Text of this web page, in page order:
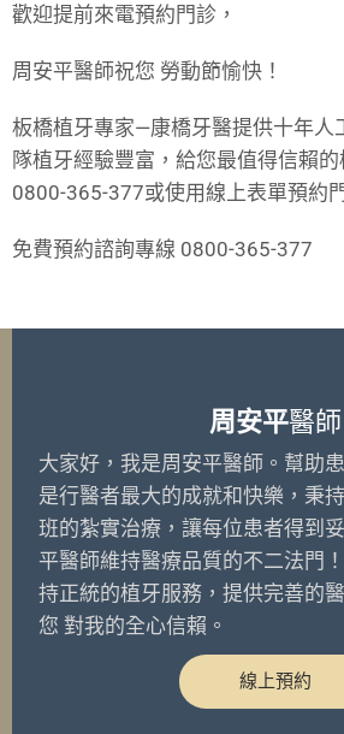
歡迎提前來電預約門診，
周安平醫師祝您 勞動節愉快！
板橋植牙專家—康橋牙醫提供十年人
隊植牙經驗豐富，給您最值得信賴
0800-365-377或使用線上表單預約
免費預約諮詢專線 0800-365-377
周安平醫師
大家好，我是周安平醫師。幫助
是行醫者最大的成就和快樂，秉
班的紮實治療，讓每位患者得到
平醫師維持醫療品質的不二法門
持正統的植牙服務，提供完善的
您 對我的全心信賴。
線上預約